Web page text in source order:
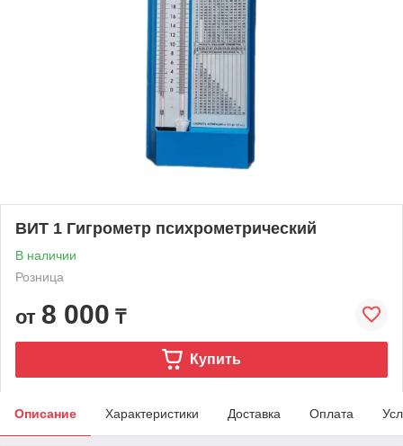
ВИТ 1 Гигрометр психрометрический
В наличии
Розница
от 8 000 ₸
Купить
Описание Характеристики Доставка Оплата